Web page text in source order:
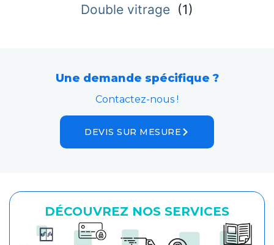
Double vitrage (1)
Une demande spécifique ?
Contactez-nous !
DEVIS SUR MESURE
DÉCOUVREZ NOS SERVICES